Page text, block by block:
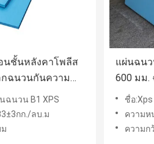
นชั้นหลังคาโพลีส
ฉนวนกันความ
นวน B1 XPS
กก./ลบ.ม
แผ่นฉน
600 มม.
ชื่อ
ความห
ความก